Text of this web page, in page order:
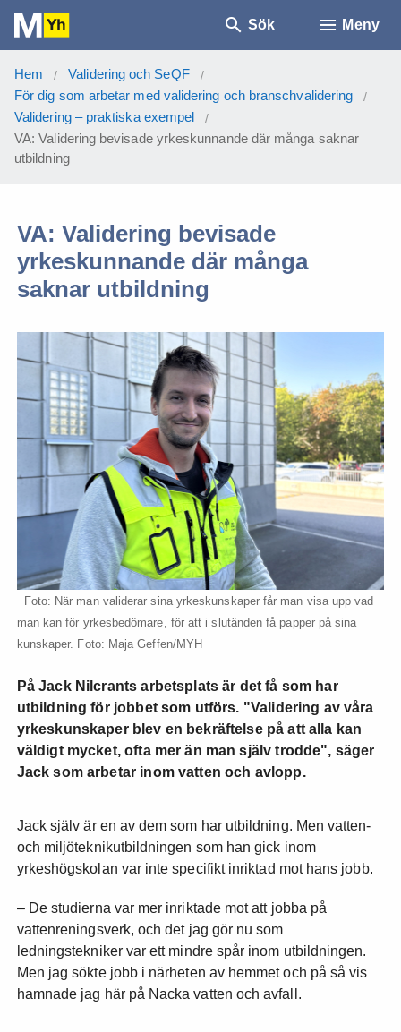
Sök Meny
Hem / Validering och SeQF /
För dig som arbetar med validering och branschvalidering /
Validering – praktiska exempel /
VA: Validering bevisade yrkeskunnande där många saknar
utbildning
VA: Validering bevisade
yrkeskunnande där många
saknar utbildning
Foto: När man validerar sina yrkeskunskaper får man visa upp vad
man kan för yrkesbedömare, för att i slutänden få papper på sina
kunskaper. Foto: Maja Geffen/MYH
På Jack Nilcrants arbetsplats är det få som har
utbildning för jobbet som utförs. "Validering av våra
yrkeskunskaper blev en bekräftelse på att alla kan
väldigt mycket, ofta mer än man själv trodde", säger
Jack som arbetar inom vatten och avlopp.
Jack själv är en av dem som har utbildning. Men vatten-
och miljöteknikutbildningen som han gick inom
yrkeshögskolan var inte specifikt inriktad mot hans jobb.
– De studierna var mer inriktade mot att jobba på
vattenreningsverk, och det jag gör nu som
ledningstekniker var ett mindre spår inom utbildningen.
Men jag sökte jobb i närheten av hemmet och på så vis
hamnade jag här på Nacka vatten och avfall.